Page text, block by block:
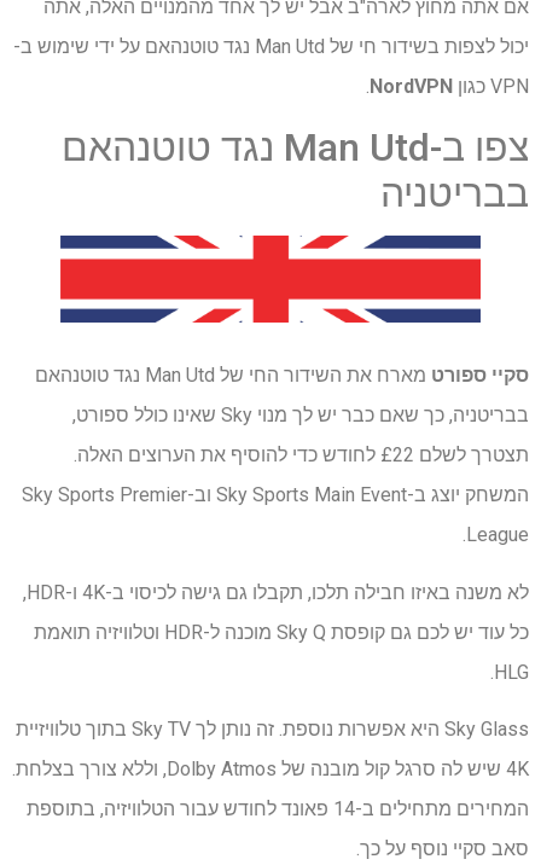
אם אתה מחוץ לארה"ב אבל יש לך אחד מהמנויים האלה, אתה
יכול לצפות בשידור חי של Man Utd נגד טוטנהאם על ידי שימוש ב-
VPN כגון
NordVPN
.
צפו ב-Man Utd נגד טוטנהאם
בבריטניה
סקיי ספורט
מארח את השידור החי של Man Utd נגד טוטנהאם
בבריטניה, כך שאם כבר יש לך מנוי Sky שאינו כולל ספורט,
תצטרך לשלם £22 לחודש כדי להוסיף את הערוצים האלה.
המשחק יוצג ב-Sky Sports Main Event וב-Sky Sports Premier
League.
לא משנה באיזו חבילה תלכו, תקבלו גם גישה לכיסוי ב-4K ו-HDR,
כל עוד יש לכם גם קופסת Sky Q מוכנה ל-HDR וטלוויזיה תואמת
HLG.
Sky Glass היא אפשרות נוספת. זה נותן לך Sky TV בתוך טלוויזיית
4K שיש לה סרגל קול מובנה של Dolby Atmos, וללא צורך בצלחת.
המחירים מתחילים ב-14 פאונד לחודש עבור הטלוויזיה, בתוספת
סאב סקיי נוסף על כך.